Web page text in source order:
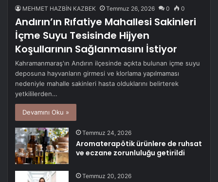
MEHMET HAZBİN KAZBEK Temmuz 26, 2026 0 0
Andırın’ın Rıfatiye Mahallesi Sakinleri
İçme Suyu Tesisinde Hijyen
Koşullarının Sağlanmasını İstiyor
Kahramanmaraş'ın Andırın ilçesinde açıkta bulunan içme suyu
deposuna hayvanların girmesi ve klorlama yapılmaması
nedeniyle mahalle sakinleri hasta olduklarını belirterek
yetkililerden…
Devamını Oku »
Temmuz 24, 2026
Aromaterapötik ürünlere de ruhsat
ve eczane zorunluluğu getirildi
Temmuz 20, 2026